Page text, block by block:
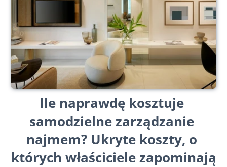
Ile naprawdę kosztuje
samodzielne zarządzanie
najmem? Ukryte koszty, o
których właściciele zapominają